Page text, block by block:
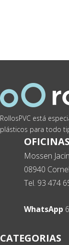
RollosPVC está
plásticos para todo
OFICINAS
Mossen
08940
Tel. 93 474
WhatsApp
CATEGORIAS